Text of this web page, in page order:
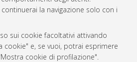
la navigazione solo con i
sui cookie facoltativi attivando
cookie" e, se vuoi, potrai esprimere
cookie di profilazione".